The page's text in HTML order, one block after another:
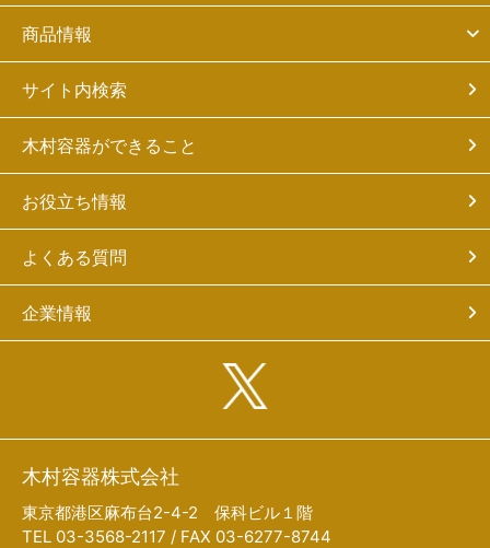
商品情報
サイト内検索
木村容器ができること
お役立ち情報
よくある質問
企業情報
木村容器株式会社
東京都港区麻布台2-4-2 保科ビル１階
TEL 03-3568-2117 / FAX 03-6277-8744